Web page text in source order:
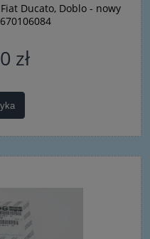
Ducato, Doblo - nowy
zł